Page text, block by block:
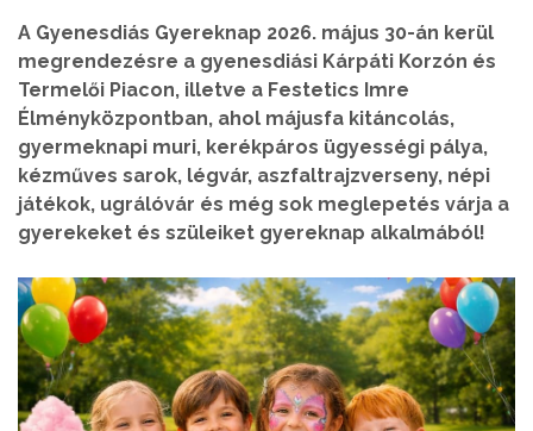
A Gyenesdiás Gyereknap 2026. május 30-án kerül
megrendezésre a gyenesdiási Kárpáti Korzón és
Termelői Piacon, illetve a Festetics Imre
Élményközpontban, ahol májusfa kitáncolás,
gyermeknapi muri, kerékpáros ügyességi pálya,
kézműves sarok, légvár, aszfaltrajzverseny, népi
játékok, ugrálóvár és még sok meglepetés várja a
gyerekeket és szüleiket gyereknap alkalmából!